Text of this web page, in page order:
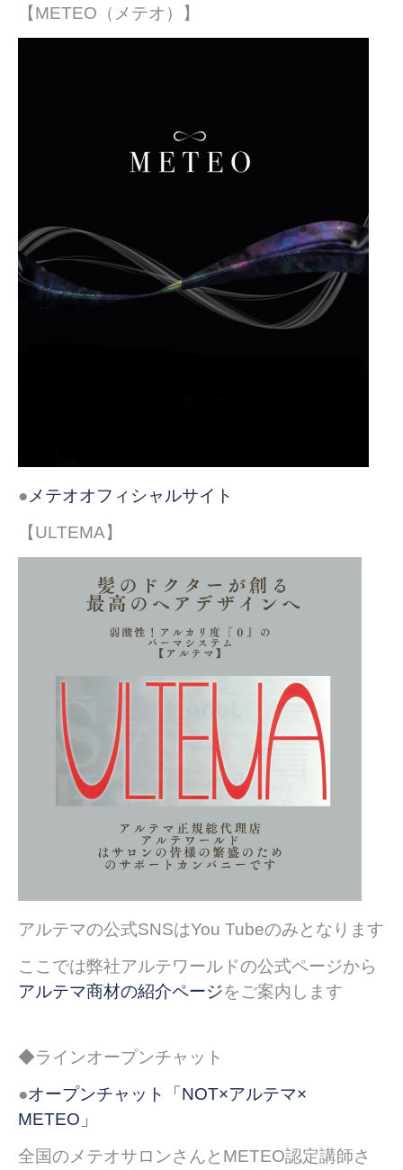
【METEO（メテオ）】
● メテオオフィシャルサイト
【ULTEMA】
アルテマの公式SNSはYou Tubeのみとなります
ここでは弊社アルテワールドの公式ページから
アルテマ商材の紹介ページをご案内します
◆ラインオープンチャット
●オープンチャット「NOT×アルテマ×
METEO」
全国のメテオサロンさんとMETEO認定講師さ